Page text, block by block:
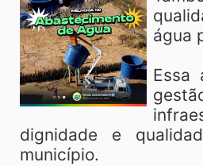
água
Essa
dignidade e
município.